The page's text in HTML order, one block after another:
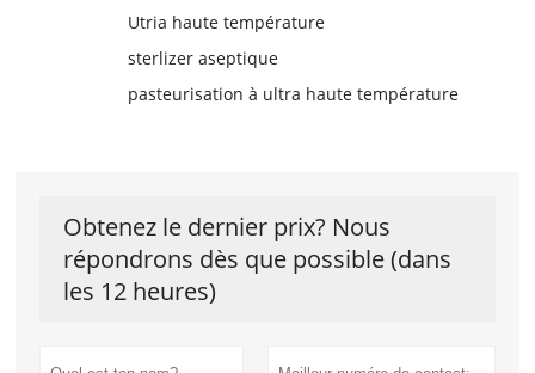
Utria haute température
sterlizer aseptique
pasteurisation à ultra haute température
Obtenez le dernier prix? Nous
répondrons dès que possible (dans
les 12 heures)